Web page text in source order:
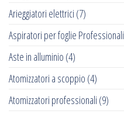
Arieggiatori elettrici (7)
Aspiratori per foglie Professionali
Aste in alluminio (4)
Atomizzatori a scoppio (4)
Atomizzatori professionali (9)